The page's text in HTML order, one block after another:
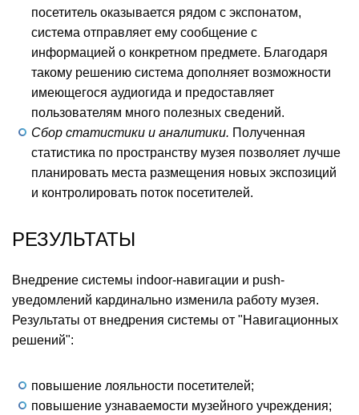
посетитель оказывается рядом с экспонатом,
система отправляет ему сообщение с
информацией о конкретном предмете. Благодаря
такому решению система дополняет возможности
имеющегося аудиогида и предоставляет
пользователям много полезных сведений.
Сбор статистики и аналитики. Полученная
статистика по пространству музея позволяет лучше
планировать места размещения новых экспозиций
и контролировать поток посетителей.
РЕЗУЛЬТАТЫ
Внедрение системы indoor-навигации и push-
уведомлений кардинально изменила работу музея.
Результаты от внедрения системы от "Навигационных
решений":
повышение лояльности посетителей;
повышение узнаваемости музейного учреждения;